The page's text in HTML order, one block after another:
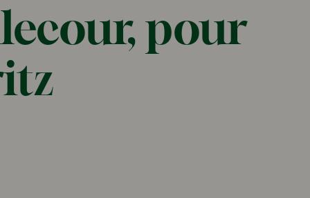
pour